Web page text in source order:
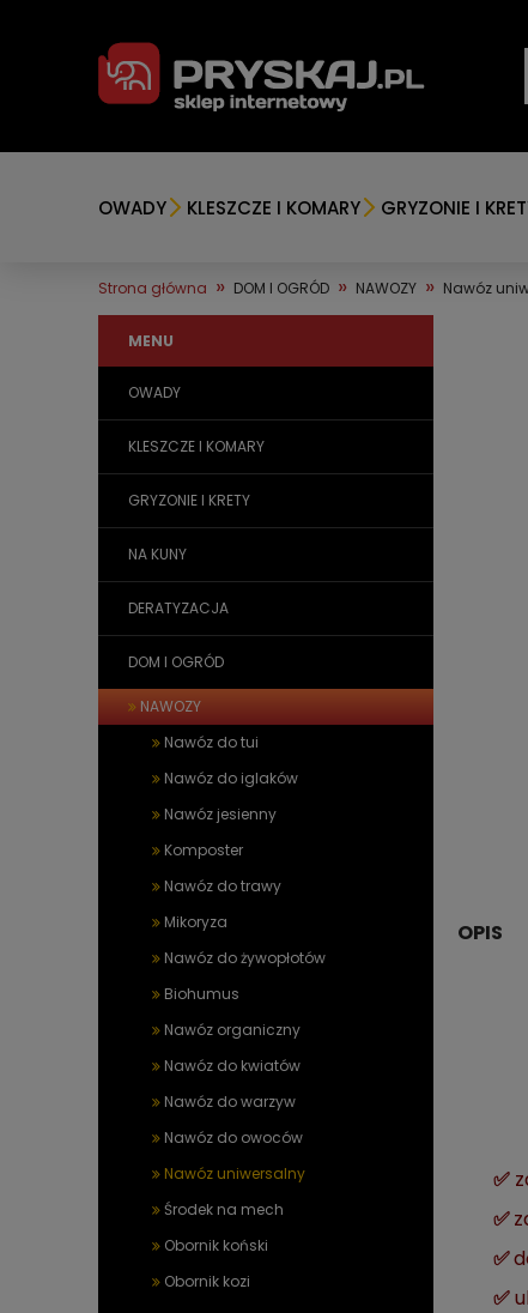
OWADY KLESZCZE I KOMARY GRYZONIE I
Strona główna » DOM I OGRÓD » NAWOZY » Nawóz
MENU
OWADY
KLESZCZE I KOMARY
GRYZONIE I KRETY
NA KUNY
DERATYZACJA
DOM I OGRÓD
NAWOZY
Nawóz do tui
Nawóz do iglaków
Nawóz jesienny
Komposter
Nawóz do trawy
Mikoryza
Nawóz do żywopłotów
Biohumus
Nawóz organiczny
Nawóz do kwiatów
Nawóz do warzyw
Nawóz do owoców
Nawóz uniwersalny
Środek na mech
Obornik koński
Obornik kozi
OPIS
✅
✅
✅
✅